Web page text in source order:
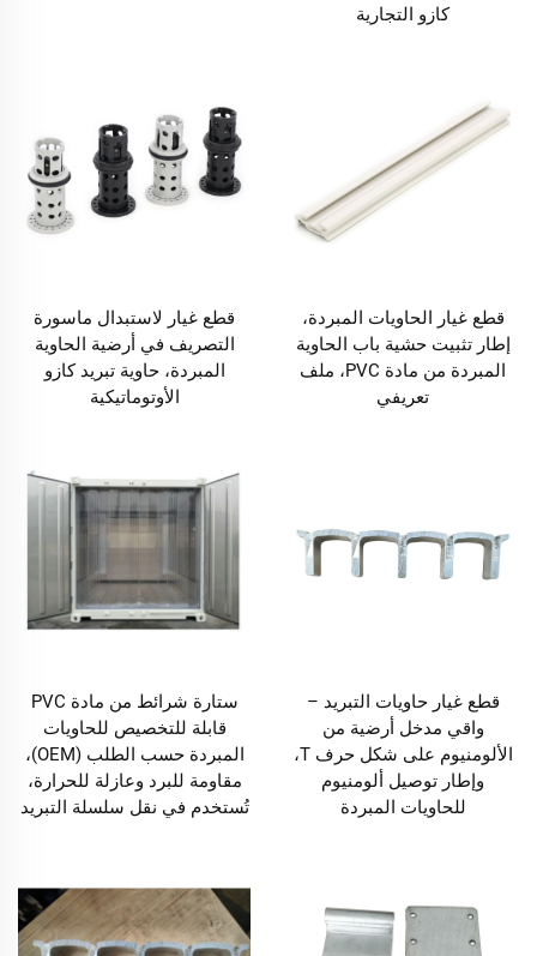
كازو التجارية
قطع غيار الحاويات المبردة،
إطار تثبيت حشية باب الحاوية
المبردة من مادة PVC، ملف
تعريفي
قطع غيار لاستبدال ماسورة
التصريف في أرضية الحاوية
المبردة، حاوية تبريد كازو
الأوتوماتيكية
قطع غيار حاويات التبريد –
واقي مدخل أرضية من
الألومنيوم على شكل حرف T،
وإطار توصيل ألومنيوم
للحاويات المبردة
ستارة شرائط من مادة PVC
قابلة للتخصيص للحاويات
المبردة حسب الطلب (OEM)،
مقاومة للبرد وعازلة للحرارة،
تُستخدم في نقل سلسلة التبريد